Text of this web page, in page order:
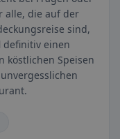
alle, die auf der
sind,
definitiv einen
köstlichen Speisen